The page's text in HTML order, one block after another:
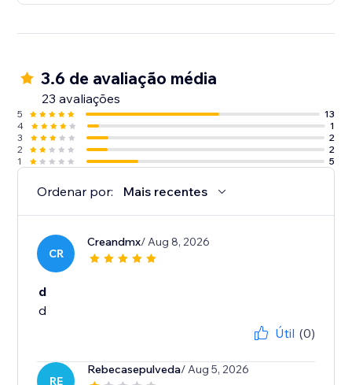
3.6 de avaliação média
23 avaliações
5
13
4
1
3
2
2
2
1
5
Ordenar por: Mais recentes
CR
Creandmx/ Aug 8, 2026
d
d
Útil (0)
RE
Rebecasepulveda/ Aug 5, 2026